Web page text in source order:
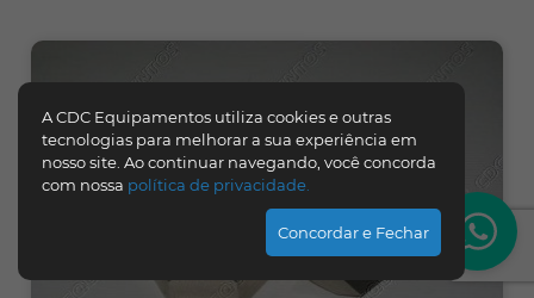
A CDC Equipamentos utiliza cookies e outras
tecnologias para melhorar a sua experiência em
nosso site. Ao continuar navegando, você concorda
com nossa política de privacidade.
Concordar e Fechar